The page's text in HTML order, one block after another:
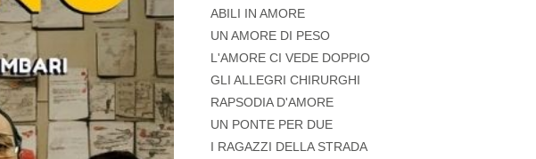
ABILI IN AMORE
UN AMORE DI PESO
L'AMORE CI VEDE DOPPIO
GLI ALLEGRI CHIRURGHI
RAPSODIA D'AMORE
UN PONTE PER DUE
I RAGAZZI DELLA STRADA